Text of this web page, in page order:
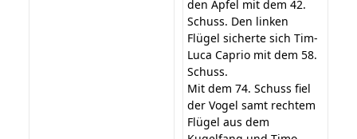
den Apfel mit dem 42.
Schuss. Den linken
Flügel sicherte sich Tim-
Luca Caprio mit dem 58.
Schuss.
Mit dem 74. Schuss fiel
der Vogel samt rechtem
Flügel aus dem